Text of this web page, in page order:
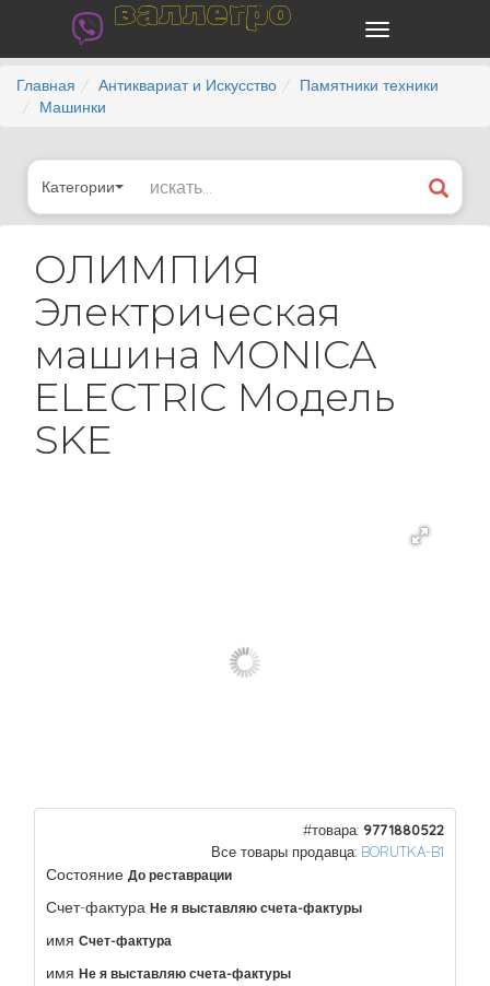
валлегро
Главная Антиквариат и Искусство
Памятники техники
Машинки
Категории
ОЛИМПИЯ
Электрическая
машина MONICA
ELECTRIC Модель
SKE
#товара: 9771880522
Все товары продавца: BORUTKA-B1
Состояние До реставрации
Счет-фактура Не я выставляю счета-фактуры
имя Счет-фактура
имя Не я выставляю счета-фактуры